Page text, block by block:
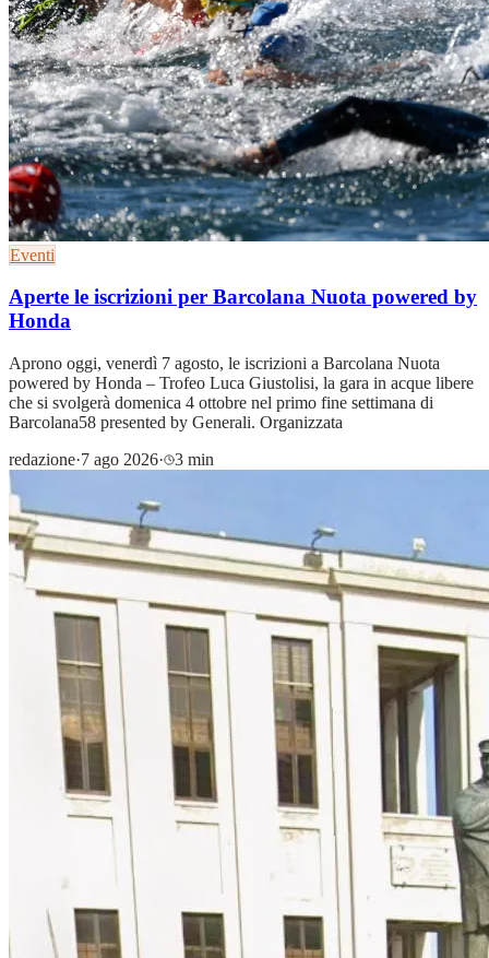
Eventi
Aperte le iscrizioni per Barcolana Nuota powered by
Honda
Aprono oggi, venerdì 7 agosto, le iscrizioni a Barcolana Nuota
powered by Honda – Trofeo Luca Giustolisi, la gara in acque libere
che si svolgerà domenica 4 ottobre nel primo fine settimana di
Barcolana58 presented by Generali. Organizzata
redazione·7 ago 2026· 3 min